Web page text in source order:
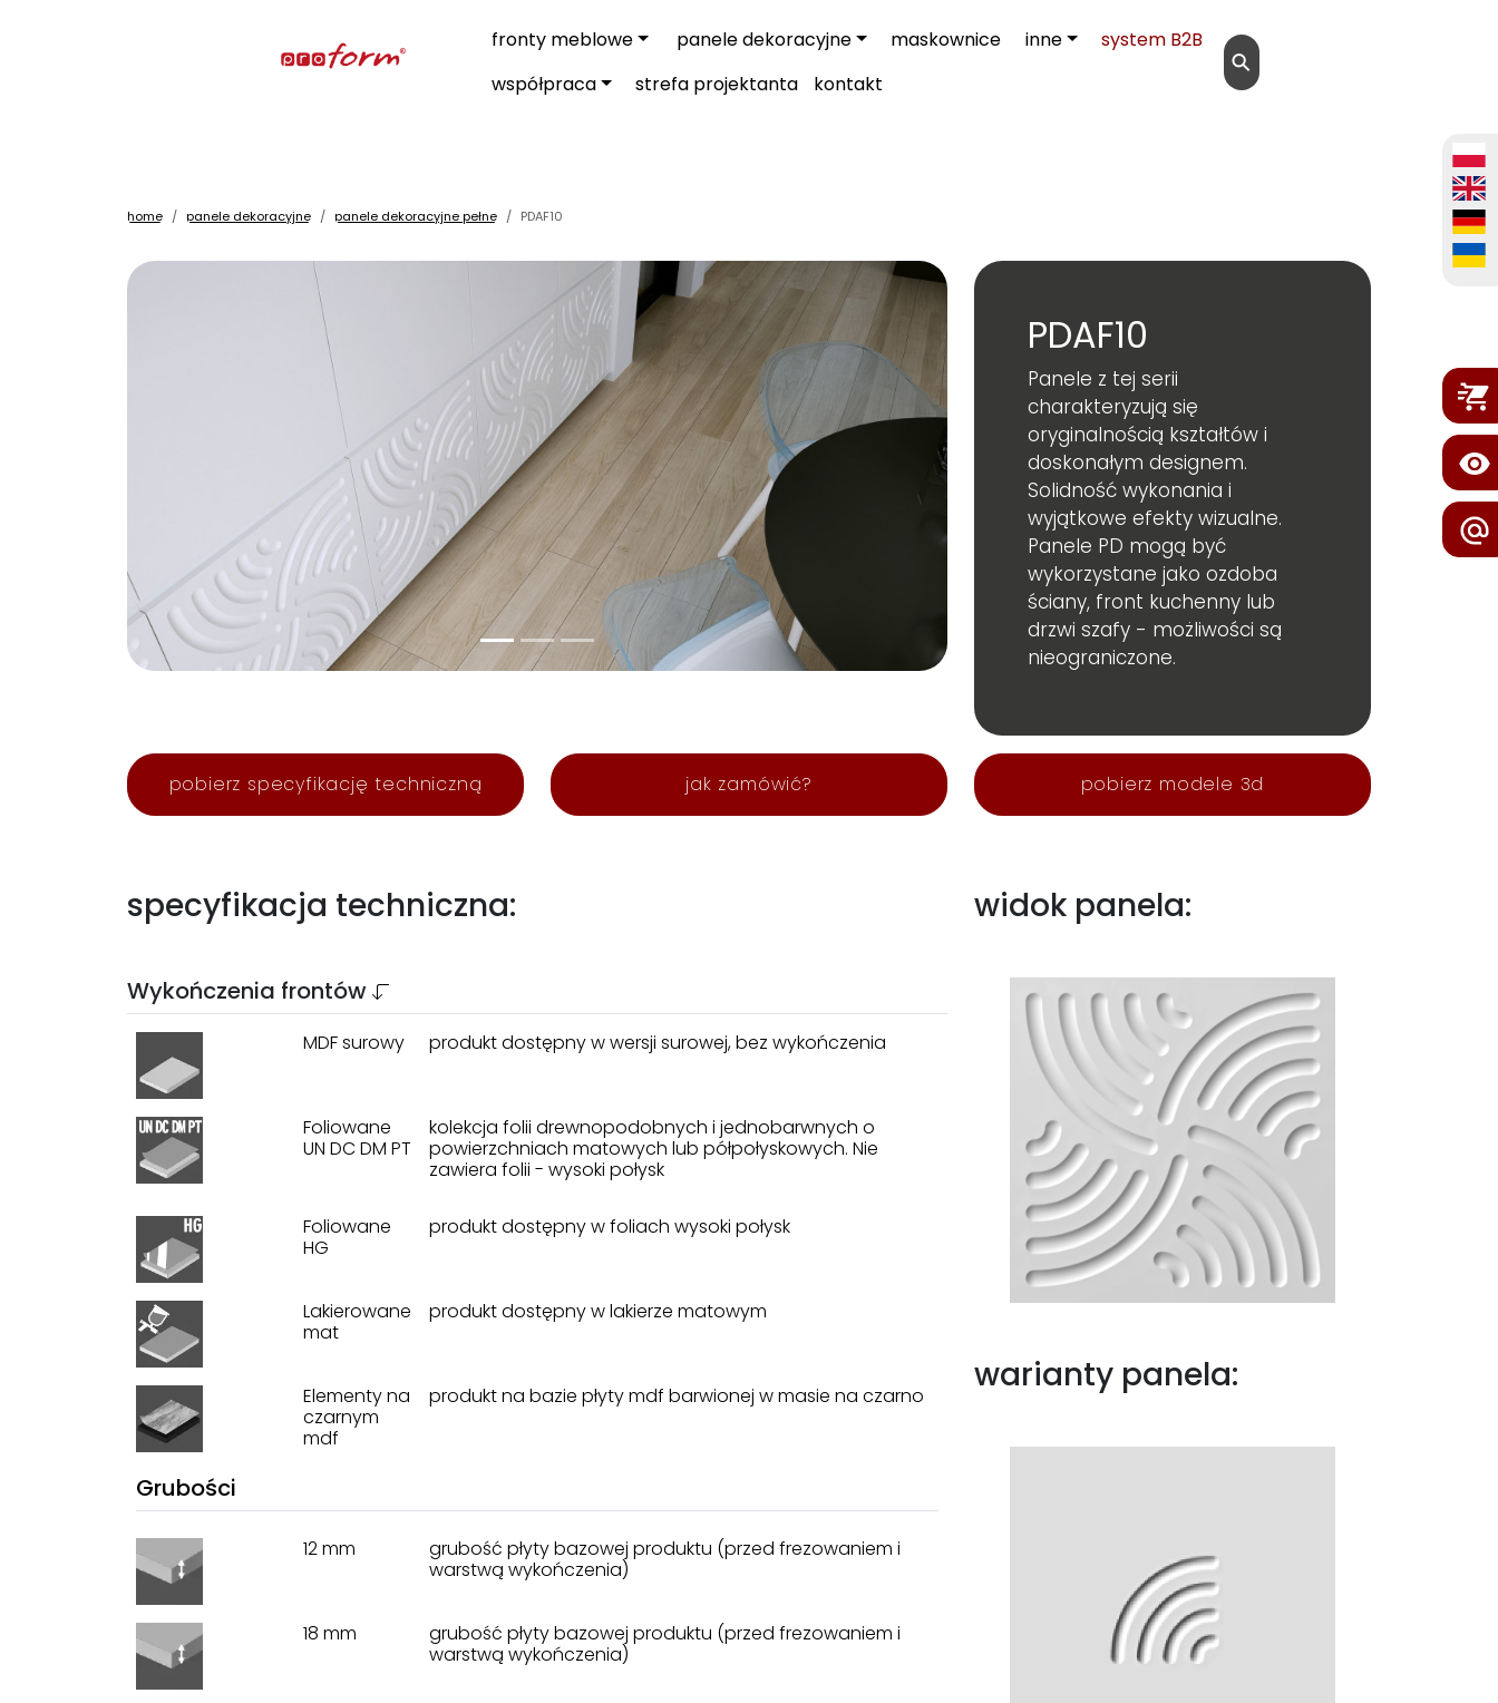
fronty meblowe panele dekoracyjne maskownice inne
system B2B
współpraca
strefa projektanta kontakt
⚲
home panele dekoracyjne panele dekoracyjne pełne PDAF10
PDAF10
Panele z tej serii
charakteryzują się
oryginalnością kształtów i
doskonałym designem.
Solidność wykonania i
wyjątkowe efekty wizualne.
Panele PD mogą być
wykorzystane jako ozdoba
ściany, front kuchenny lub
drzwi szafy - możliwości są
nieograniczone.
pobierz specyfikację techniczną jak zamówić? pobierz modele 3d
specyfikacja techniczna:
Wykończenia frontów
MDF surowy produkt dostępny w wersji surowej, bez wykończenia
Foliowane
UN DC DM PT
kolekcja folii drewnopodobnych i jednobarwnych o
powierzchniach matowych lub półpołyskowych. Nie
zawiera folii - wysoki połysk
Foliowane
HG
produkt dostępny w foliach wysoki połysk
Lakierowane
mat
produkt dostępny w lakierze matowym
Elementy na
czarnym
mdf
produkt na bazie płyty mdf barwionej w masie na czarno
Grubości
12 mm
grubość płyty bazowej produktu (przed frezowaniem i
warstwą wykończenia)
18 mm
grubość płyty bazowej produktu (przed frezowaniem i
warstwą wykończenia)
widok panela:
warianty panela: